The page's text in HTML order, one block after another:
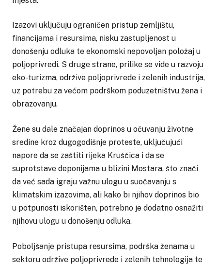
Izazovi uključuju ograničen pristup zemljištu,
financijama i resursima, nisku zastupljenost u
donošenju odluka te ekonomski nepovoljan položaj u
poljoprivredi. S druge strane, prilike se vide u razvoju
eko-turizma, održive poljoprivrede i zelenih industrija,
uz potrebu za većom podrškom poduzetništvu žena i
obrazovanju.
Žene su dale značajan doprinos u očuvanju životne
sredine kroz dugogodišnje proteste, uključujući
napore da se zaštiti rijeka Kruščica i da se
suprotstave deponijama u blizini Mostara, što znači
da već sada igraju važnu ulogu u suočavanju s
klimatskim izazovima, ali kako bi njihov doprinos bio
u potpunosti iskorišten, potrebno je dodatno osnažiti
njihovu ulogu u donošenju odluka.
Poboljšanje pristupa resursima, podrška ženama u
sektoru održive poljoprivrede i zelenih tehnologija te